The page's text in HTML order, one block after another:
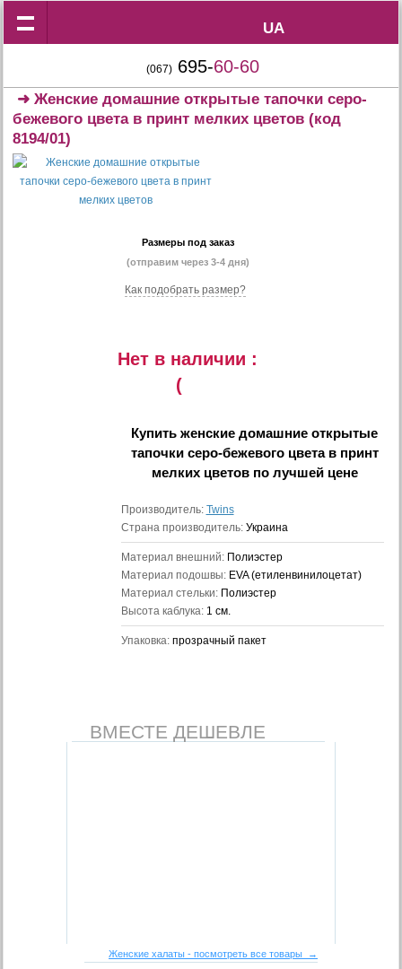
UA
UA
(067) 695-60-60
➜Женские домашние открытые тапочки серо-
бежевого цвета в принт мелких цветов (код
8194/01)
Размеры под заказ
(отправим через 3-4 дня)
Как подобрать размер?
Нет в наличии :
(
Купитьженские домашние открытые
тапочки серо-бежевого цвета в принт
мелких цветовпо лучшей цене
Производитель: Twins
Страна производитель: Украина
Материал внешний: Полиэстер
Материал подошвы: EVA (етиленвинилоцетат)
Материал стельки: Полиэстер
Высота каблука: 1 см.
Упаковка: прозрачный пакет
ВМЕСТЕ ДЕШЕВЛЕ
Женские халаты - посмотреть все товары →